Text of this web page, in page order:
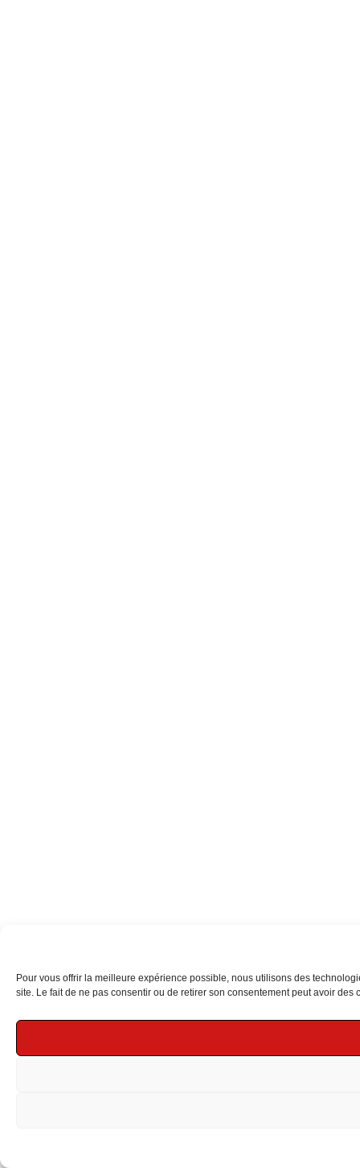
Pour vous offrir la meilleure expérience possible, nous utilisons des
site. Le fait de ne pas consentir ou de retirer son consentement peut avoir